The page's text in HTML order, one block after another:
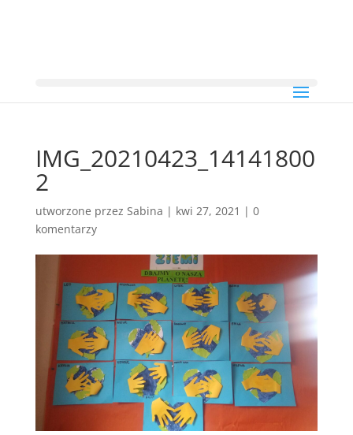
IMG_20210423_14141800
2
utworzone przez Sabina | kwi 27, 2021 | 0
komentarzy